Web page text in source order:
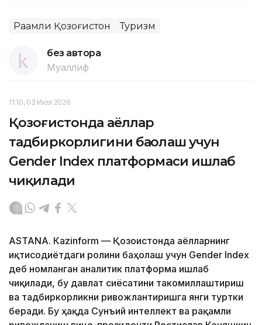
Рақамли Қозоғистон Туризм
без автора
Муаллиф
11:10, 03 Июл 2026
Қозоғистонда аёллар
тадбиркорлигини баҳолаш учун
Gender Index платформаси ишлаб
чиқилади
ASTANА. Кazinform — Қозоғистонда аёлларнинг
иқтисодиётдаги ролини баҳолаш учун Gender Index
деб номланган аналитик платформа ишлаб
чиқилади, бу давлат сиёсатини такомиллаштириш
ва тадбиркорликни ривожлантиришга янги туртки
беради. Бу ҳақда Сунъий интеллект ва рақамли